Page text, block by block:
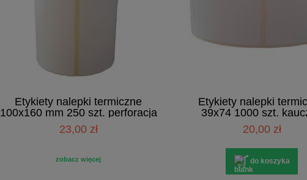
Etykiety nalepki termiczne
100x160 mm 250 szt. perforacja
23,00 zł
zobacz więcej
Etykiety nalepki
39x74 1000 szt.
20,00 zł
do koszyka